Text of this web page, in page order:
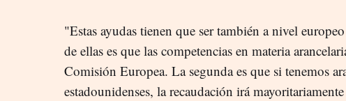
"Estas ayudas tienen que ser también a nivel
de ellas es que las competencias en materia
Comisión Europea. La segunda es que si tenemos
estadounidenses, la recaudación irá